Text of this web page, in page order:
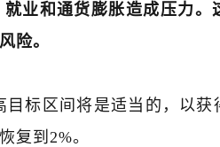
业和通货膨胀造成压力。
险。
目标区间将是适当的，以
复到2%。